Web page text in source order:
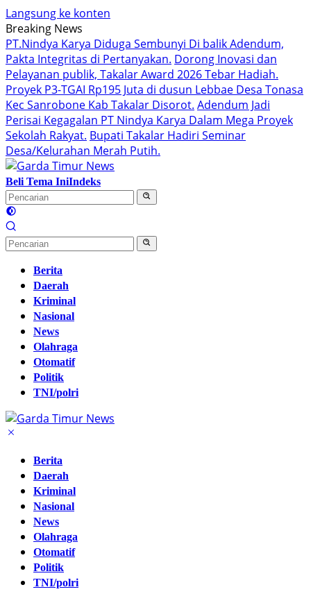
Langsung ke konten
Breaking News
PT.Nindya Karya Diduga Sembunyi Di balik Adendum,
Pakta Integritas di Pertanyakan. Dorong Inovasi dan
Pelayanan publik, Takalar Award 2026 Tebar Hadiah.
Proyek P3-TGAI Rp195 Juta di dusun Lebbae Desa Tonasa
Kec Sanrobone Kab Takalar Disorot. Adendum Jadi
Perisai Kegagalan PT Nindya Karya Dalam Mega Proyek
Sekolah Rakyat. Bupati Takalar Hadiri Seminar
Desa/Kelurahan Merah Putih.
Beli Tema IniIndeks
Berita
Daerah
Kriminal
Nasional
News
Olahraga
Otomatif
Politik
TNI/polri
Berita
Daerah
Kriminal
Nasional
News
Olahraga
Otomatif
Politik
TNI/polri